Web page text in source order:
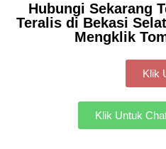
Hubungi Sekarang
Teralis di Bekasi
Mengklik
Klik
Klik Untuk